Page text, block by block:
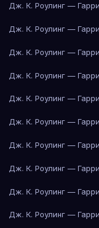
Дж. К. Роулинг —
Дж. К. Роулинг —
Дж. К. Роулинг —
Дж. К. Роулинг —
Дж. К. Роулинг —
Дж. К. Роулинг —
Дж. К. Роулинг —
Дж. К. Роулинг —
Дж. К. Роулинг —
Дж. К. Роулинг —